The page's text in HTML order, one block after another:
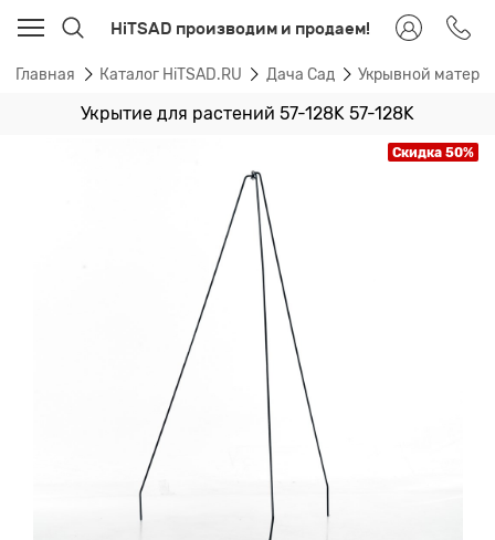
HiTSAD производим и продаем!
Главная Каталог HiTSAD.RU Дача Сад Укрывной
Укрытие для растений 57-128K 57-128K
Скидка 50%